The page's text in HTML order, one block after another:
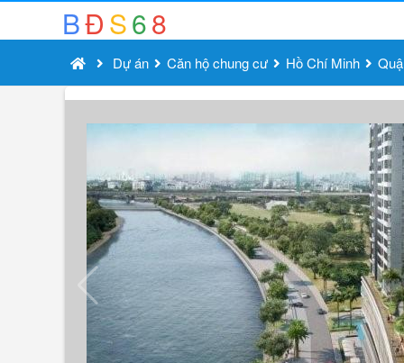
BĐS68
Dự án Căn hộ chung cư Hồ Chí Minh